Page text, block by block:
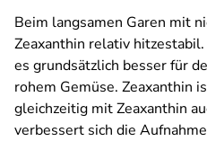
Beim langsamen Garen mit
Zeaxanthin relativ
es grundsätzlich besser für
rohem Gemüse. Zeaxanthin
gleichzeitig mit Zeaxanthin
verbessert sich die